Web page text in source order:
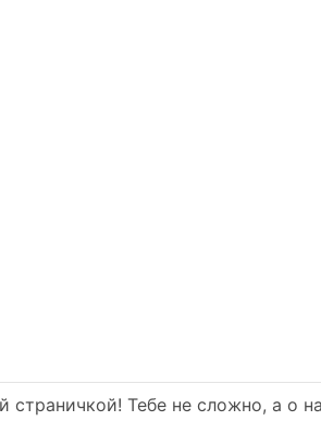
Тебе не сложно, а о